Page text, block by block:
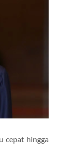
cepat hingga